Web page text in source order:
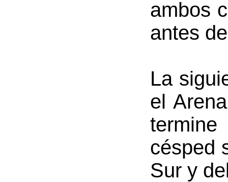
ambos
antes
La
el
césped
Sur y